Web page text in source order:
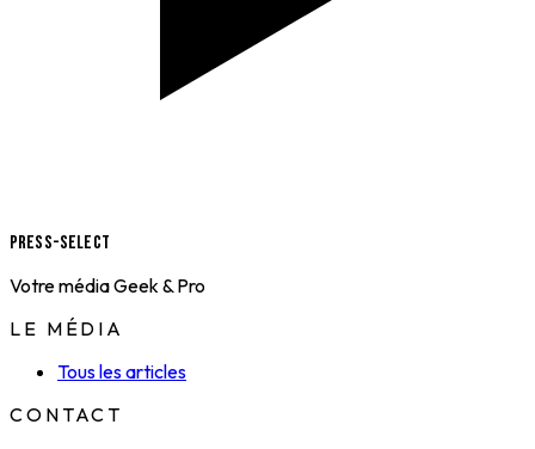
Press-Select
Votre média Geek & Pro
LE MÉDIA
Tous les articles
CONTACT